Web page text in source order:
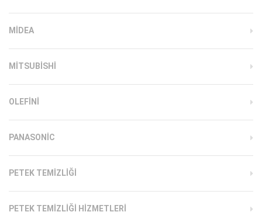
MIDEA
MITSUBISHI
OLEFINI
PANASONIC
PETEK TEMIZLIĞI
PETEK TEMIZLIĞI HIZMETLERI